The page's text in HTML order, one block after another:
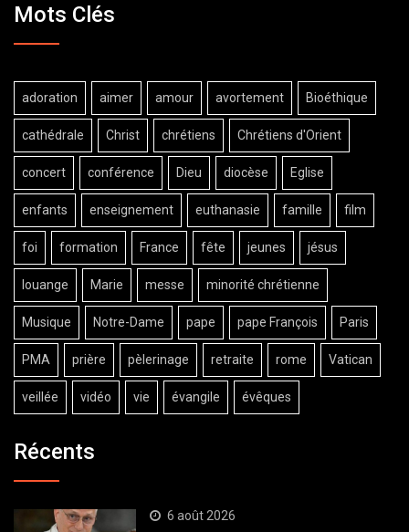
Mots Clés
adoration aimer amour avortement Bioéthique
cathédrale Christ chrétiens Chrétiens d'Orient
concert conférence Dieu diocèse Eglise
enfants enseignement euthanasie famille film
foi formation France fête jeunes jésus
louange Marie messe minorité chrétienne
Musique Notre-Dame pape pape François Paris
PMA prière pèlerinage retraite rome Vatican
veillée vidéo vie évangile évêques
Récents
6 août 2026